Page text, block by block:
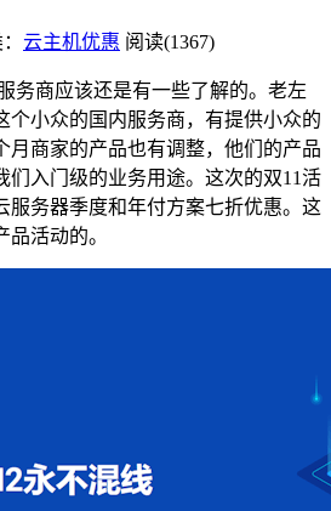
云主机优惠 阅读(1367)
务商应该还是有一些了解的。老左
个小众的国内服务商，有提供小众的
月商家的产品也有调整，他们的产品
们入门级的业务用途。这次的双11活
服务器季度和年付方案七折优惠。这
活动的。